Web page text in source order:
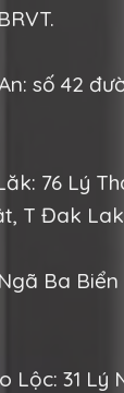
số 42
76 Lý
T Đak Lak
Ba Biển
Lộc: 31 Lý